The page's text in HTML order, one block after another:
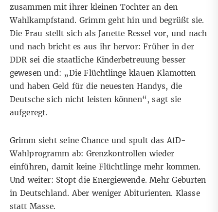
zusammen mit ihrer kleinen Tochter an den
Wahlkampfstand. Grimm geht hin und begrüßt sie.
Die Frau stellt sich als Janette Ressel vor, und nach
und nach bricht es aus ihr hervor: Früher in der
DDR sei die staatliche Kinderbetreuung besser
gewesen und: „Die Flüchtlinge klauen Klamotten
und haben Geld für die neuesten Handys, die
Deutsche sich nicht leisten können“, sagt sie
aufgeregt.
Grimm sieht seine Chance und spult das AfD-
Wahlprogramm ab: Grenzkontrollen wieder
einführen, damit keine Flüchtlinge mehr kommen.
Und weiter: Stopt die Energiewende. Mehr Geburten
in Deutschland. Aber weniger Abiturienten. Klasse
statt Masse.